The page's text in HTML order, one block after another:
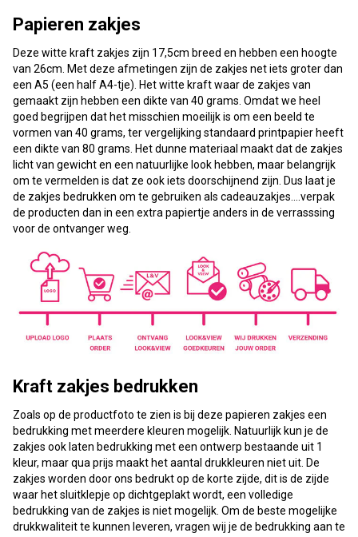
Papieren zakjes
Deze witte kraft zakjes zijn 17,5cm breed en hebben een hoogte
van 26cm. Met deze afmetingen zijn de zakjes net iets groter dan
een A5 (een half A4-tje). Het witte kraft waar de zakjes van
gemaakt zijn hebben een dikte van 40 grams. Omdat we heel
goed begrijpen dat het misschien moeilijk is om een beeld te
vormen van 40 grams, ter vergelijking standaard printpapier heeft
een dikte van 80 grams. Het dunne materiaal maakt dat de zakjes
licht van gewicht en een natuurlijke look hebben, maar belangrijk
om te vermelden is dat ze ook iets doorschijnend zijn. Dus laat je
de zakjes bedrukken om te gebruiken als cadeauzakjes....verpak
de producten dan in een extra papiertje anders in de verrasssing
voor de ontvanger weg.
Kraft zakjes bedrukken
Zoals op de productfoto te zien is bij deze papieren zakjes een
bedrukking met meerdere kleuren mogelijk. Natuurlijk kun je de
zakjes ook laten bedrukking met een ontwerp bestaande uit 1
kleur, maar qua prijs maakt het aantal drukkleuren niet uit. De
zakjes worden door ons bedrukt op de korte zijde, dit is de zijde
waar het sluitklepje op dichtgeplakt wordt, een volledige
bedrukking van de zakjes is niet mogelijk. Om de beste mogelijke
drukkwaliteit te kunnen leveren, vragen wij je de bedrukking aan te